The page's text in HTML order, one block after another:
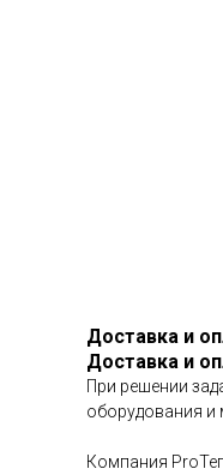
Доставка и
Доставка и
При решении
оборудования и
Компания